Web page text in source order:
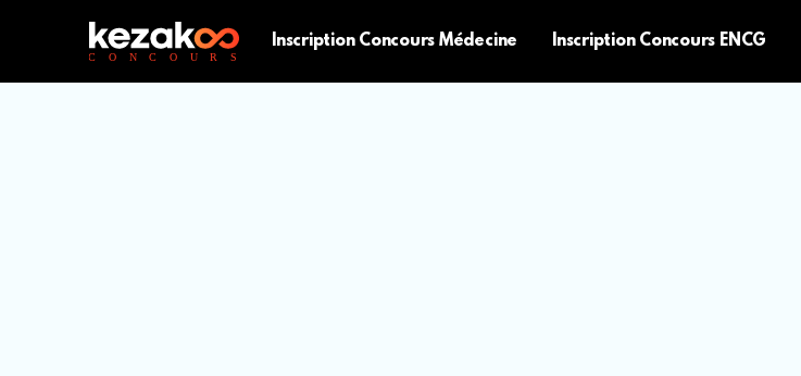
Inscription Concours Médecine Inscription Concours ENCG